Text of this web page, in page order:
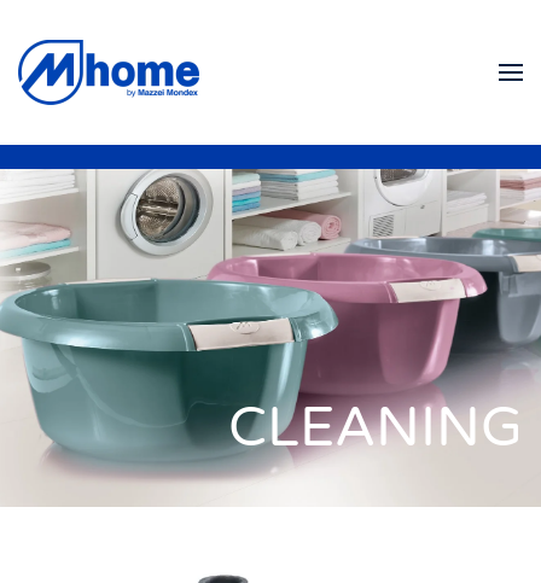
Skip to main content
CLEANING